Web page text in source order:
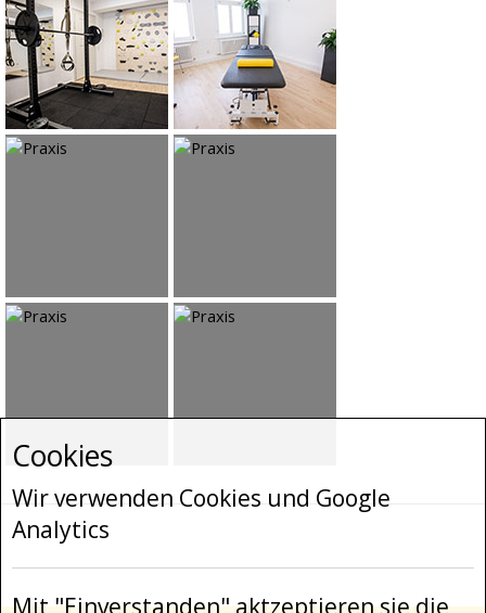
Cookies
Wir verwenden Cookies und Google
Analytics
Mit "Einverstanden" aktzeptieren sie die